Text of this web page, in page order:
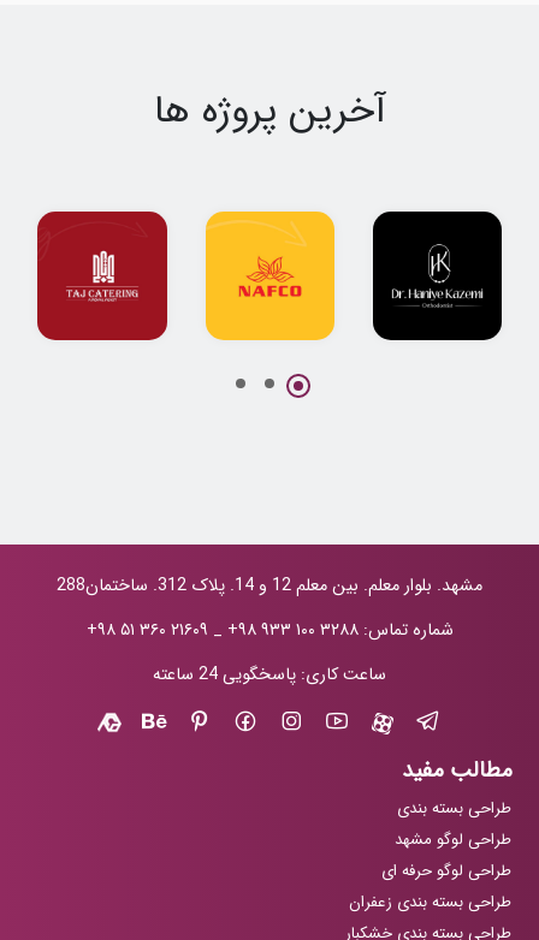
آخرین پروژه ها
شرکت نفتی نفکو
مشهد. بلوار معلم. بین معلم 12 و 14. پلاک 312. ساختمان288
شماره تماس:+۹۸ ۹۳۳ ۱۰۰ ۳۲۸۸ _ +۹۸ ۵۱ ۳۶۰ ۲۱۶۰۹
ساعت کاری: پاسخگویی 24 ساعته
مطالب مفید
طراحی بسته بندی
طراحی لوگو مشهد
طراحی لوگو حرفه ای
طراحی بسته بندی زعفران
طراحی بسته بندی خشکبار